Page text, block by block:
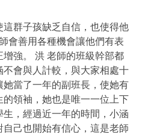
這群子孩缺乏自信，也使得他
會善用各種機會讓他們有表
強。 洪 老師的班級幹部都
不會與人計較，與大家相處十
當了一年的副班長，使她有
領袖，她也是唯一一位上下
，經過近一年的時間，小涵
己也開始有信心，這是老師